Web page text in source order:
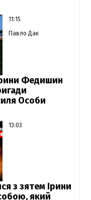
11:15
Павло Дак
Федишин
Особи
13:03
з зятем Ірини
який